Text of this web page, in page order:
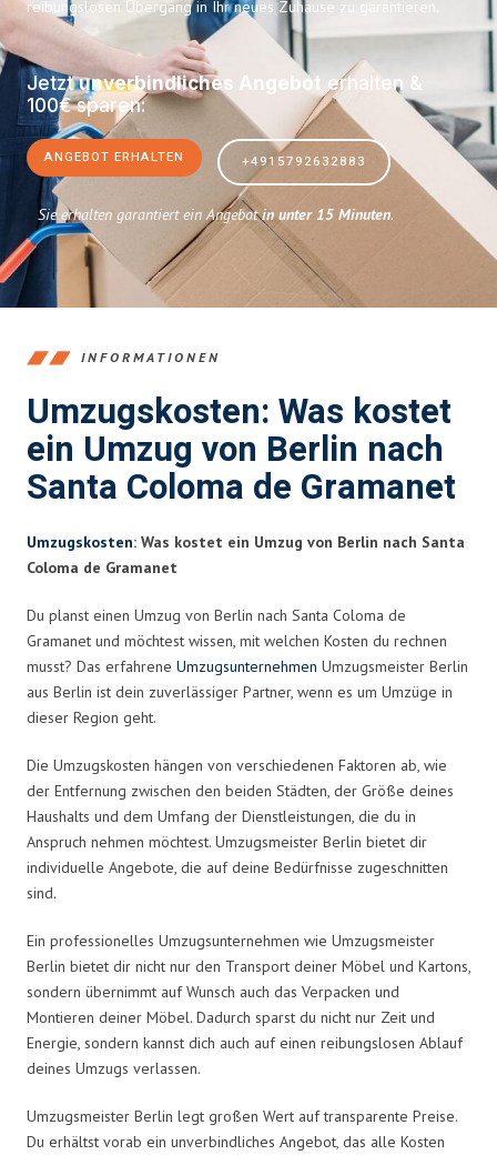
reibungslosen Übergang in Ihr neues Zuhause zu garantieren.
Jetztunverbindliches Angebot erhalten &
100€ sparen:
ANGEBOT ERHALTEN +4915792632883
Sie erhalten garantiert ein Angebotin unter 15 Minuten.
INFORMATIONEN
Umzugskosten: Was kostet
ein Umzug von Berlin nach
Santa Coloma de Gramanet
Umzugskosten: Was kostet ein Umzug von Berlin nach Santa
Coloma de Gramanet
Du planst einen Umzug von Berlin nach Santa Coloma de
Gramanet und möchtest wissen, mit welchen Kosten du rechnen
musst? Das erfahrene Umzugsunternehmen Umzugsmeister Berlin
aus Berlin ist dein zuverlässiger Partner, wenn es um Umzüge in
dieser Region geht.
Die Umzugskosten hängen von verschiedenen Faktoren ab, wie
der Entfernung zwischen den beiden Städten, der Größe deines
Haushalts und dem Umfang der Dienstleistungen, die du in
Anspruch nehmen möchtest. Umzugsmeister Berlin bietet dir
individuelle Angebote, die auf deine Bedürfnisse zugeschnitten
sind.
Ein professionelles Umzugsunternehmen wie Umzugsmeister
Berlin bietet dir nicht nur den Transport deiner Möbel und Kartons,
sondern übernimmt auf Wunsch auch das Verpacken und
Montieren deiner Möbel. Dadurch sparst du nicht nur Zeit und
Energie, sondern kannst dich auch auf einen reibungslosen Ablauf
deines Umzugs verlassen.
Umzugsmeister Berlin legt großen Wert auf transparente Preise.
Du erhältst vorab ein unverbindliches Angebot, das alle Kosten